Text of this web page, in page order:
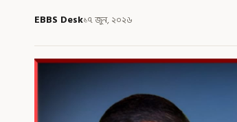
EBBS Desk১৭ জুন, ২০২৬